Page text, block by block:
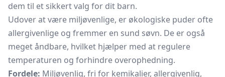
dem til et sikkert valg for dit barn.
Udover at være miljøvenlige, er økologiske puder ofte
allergivenlige og fremmer en sund søvn. De er også
meget åndbare, hvilket hjælper med at regulere
temperaturen og forhindre overophedning.
Fordele: Miljøvenlig, fri for kemikalier, allergivenlig,